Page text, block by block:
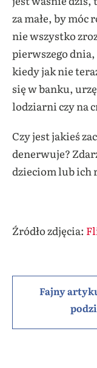
za małe, by móc
nie wszystko
pierwszego
kiedy jak nie
się w banku,
lodziarni czy na
Czy jest jakieś
denerwuje?
dzieciom lub ich
Źródło zdjęcia:
Fajny